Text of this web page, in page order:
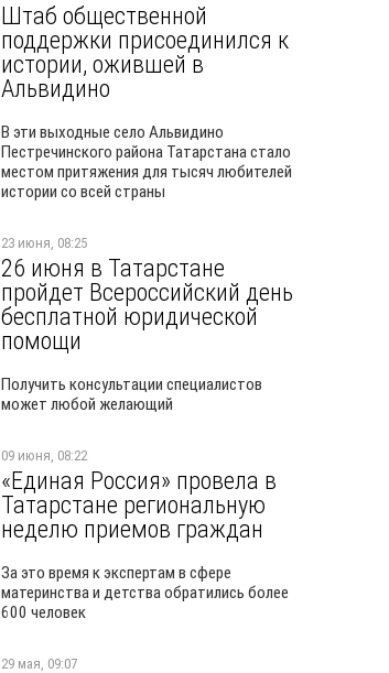
Штаб общественной
поддержки присоединился к
истории, ожившей в
Альвидино
В эти выходные село Альвидино
Пестречинского района Татарстана стало
местом притяжения для тысяч любителей
истории со всей страны
23 июня, 08:25
26 июня в Татарстане
пройдет Всероссийский день
бесплатной юридической
помощи
Получить консультации специалистов
может любой желающий
09 июня, 08:22
«Единая Россия» провела в
Татарстане региональную
неделю приемов граждан
За это время к экспертам в сфере
материнства и детства обратились более
600 человек
29 мая, 09:07